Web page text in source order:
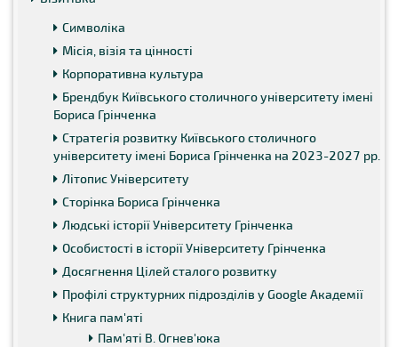
Символіка
Місія, візія та цінності
Корпоративна культура
Брендбук Київського столичного університету імені
Бориса Грінченка
Стратегія розвитку Київського столичного
університету імені Бориса Грінченка на 2023-2027 рр.
Літопис Університету
Сторінка Бориса Грінченка
Людські історії Університету Грінченка
Особистості в історії Університету Грінченка
Досягнення Цілей сталого розвитку
Профілі структурних підрозділів у Google Академії
Книга пам'яті
Пам'яті В. Огнев'юка